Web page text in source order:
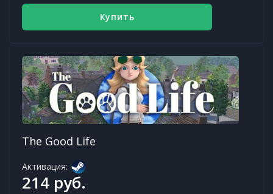
Купить
The Good Life
Активация:
214 руб.